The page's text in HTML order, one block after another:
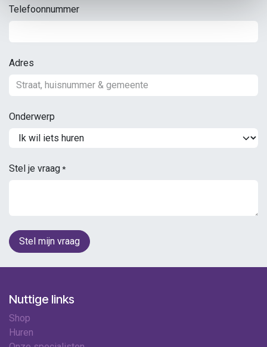
Telefoonnummer
Adres
Onderwerp
Stel je vraag*
Stel mijn vraag
Nuttige links
Shop
Huren